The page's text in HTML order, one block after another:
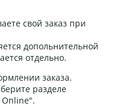
свой заказ при
допольнительной
отдельно.
заказа.
разделе
Online".